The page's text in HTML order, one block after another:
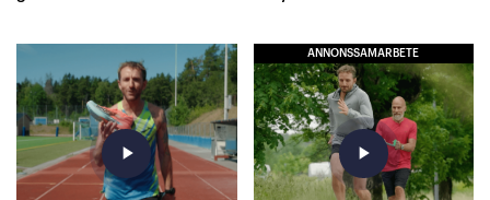
play_arrow
ANNONSSAMARBETE
play_arrow